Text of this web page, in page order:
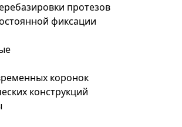
протезов
фиксации
коронок
конструкций